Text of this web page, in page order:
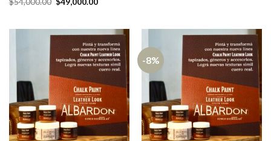
precio
$54,000.00.$49,000.00.
-8%